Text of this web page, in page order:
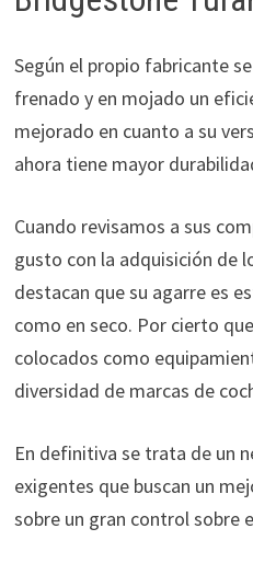
Según el propio fabricante
frenado y en mojado un
mejorado en cuanto a su
ahora tiene mayor
Cuando revisamos a sus
gusto con la adquisición de
destacan que su agarre es
como en seco. Por cierto
colocados como
diversidad de marcas de
En definitiva se trata de un
exigentes que buscan un
sobre un gran control sobre